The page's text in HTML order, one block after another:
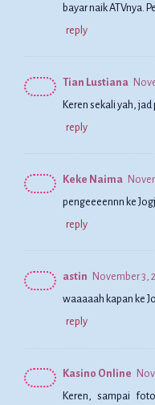
bayar naik ATVnya.
reply
Tian Lustiana
Keren sekali yah,
reply
Keke Naima
pengeeeennn ke
reply
astin November 3,
waaaaah kapan ke
reply
Kasino Online
Keren, sampai